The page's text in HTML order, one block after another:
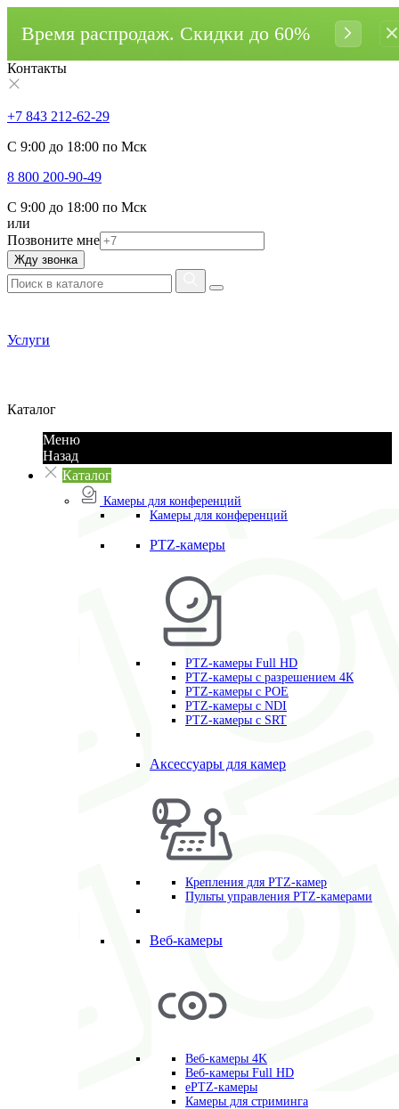
Время распродаж. Cкидки до 60%
Контакты
+7 843 212-62-29
С 9:00 до 18:00 по Мск
8 800 200-90-49
С 9:00 до 18:00 по Мск
или
Позвоните мне
Жду звонка
Услуги
Каталог
Меню
Назад
Каталог
Камеры для конференций
Камеры для конференций
PTZ-камеры
PTZ-камеры Full HD
PTZ-камеры с разрешением 4К
PTZ-камеры с POE
PTZ-камеры c NDI
PTZ-камеры с SRT
Аксессуары для камер
Крепления для PTZ-камер
Пульты управления PTZ-камерами
Веб-камеры
Веб-камеры 4K
Веб-камеры Full HD
ePTZ-камеры
Камеры для стриминга